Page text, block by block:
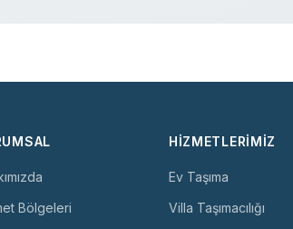
Bölgeleri
HIZMETLERIMIZ
Ev Taşıma
Villa Taşımacılığı